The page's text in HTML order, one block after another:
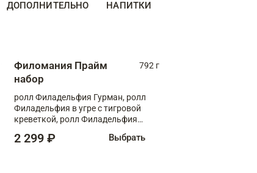
ДОПОЛНИТЕЛЬНО НАПИТКИ
Филомания Прайм
набор
792 г
ролл Филадельфия Гурман, ролл
Филадельфия в угре с тигровой
креветкой, ролл Филадельфия
2 299 ₽ Выбрать